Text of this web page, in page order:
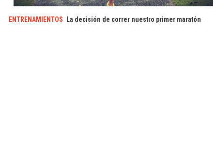
ENTRENAMIENTOS La decisión de correr nuestro primer maratón